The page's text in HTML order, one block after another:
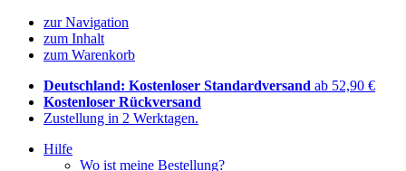
zur Navigation
zum Inhalt
zum Warenkorb
Deutschland: Kostenloser Standardversand ab 52,90 €
Kostenloser Rückversand
Zustellung in 2 Werktagen.
Hilfe
Wo ist meine Bestellung?